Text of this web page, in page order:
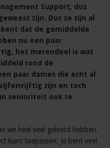
Support, dus
zijn. Dus ze zijn al
dat de gemiddelde
nu een paar
het merendeel is wat
rond de
paar dames die echt al
zijn en toch
senioriteit ook te
we heel veel geleerd hebben.
kunt toepassen. Je bent veel